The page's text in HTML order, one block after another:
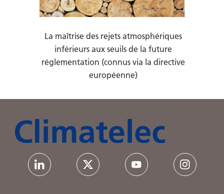
La maîtrise des rejets atmosphériques
inférieurs aux seuils de la future
réglementation (connus via la directive
européenne)